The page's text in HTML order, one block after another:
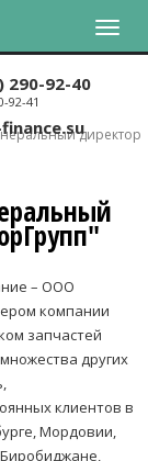
290-92-40
92-41
директор
– ООО
компании
запчастей
других
клиентов в
Мордовии,